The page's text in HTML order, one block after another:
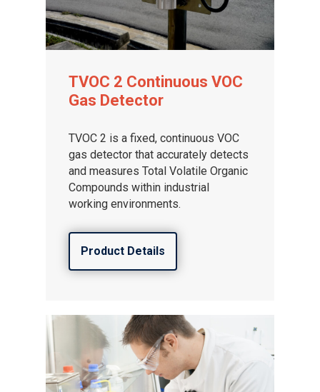
TVOC 2 Continuous VOC
Gas Detector
TVOC 2 is a fixed, continuous VOC
gas detector that accurately detects
and measures Total Volatile Organic
Compounds within industrial
working environments.
Product Details